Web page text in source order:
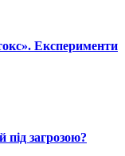
Експерименти
загрозою?